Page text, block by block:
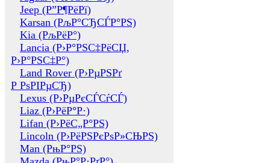
Jeep (Р”Р¶РёРї)
Karsan (РљР°СЂСЃР°РЅ)
Kia (РљРёР°)
Lancia (Р›Р°РЅС‡РёСЏ,
Р›Р°РЅС‡Р°)
Land Rover (Р›РµРЅРґ
Р РѕРІРµСЂ)
Lexus (Р›РµРєСЃСѓСЃ)
Liaz (Р›РёР°Р·)
Lifan (Р›РёС„Р°РЅ)
Lincoln (Р›РёРЅРєРѕР»СЊРЅ)
Man (РњР°РЅ)